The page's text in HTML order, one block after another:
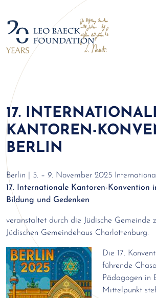
17.
KANTOREN-
BERLIN
Berlin | 5. – 9. November 2025
17. Internationale Kantoren-Konvention
Bildung und Gedenken
veranstaltet durch die Jüdische Gemeinde
Jüdischen Gemeindehaus Charlottenburg.
Die 17.
führende
Pädagogen in
Mittelpunkt